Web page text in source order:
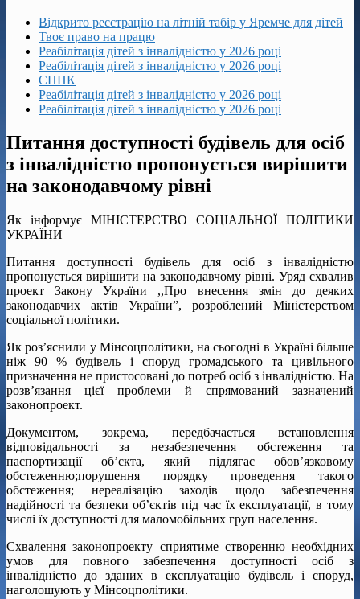
Відкрито реєстрацію на літній табір у Яремче для дітей
Твоє право на працю
Реабілітація дітей з інвалідністю у 2026 році
Реабілітація дітей з інвалідністю у 2026 році
СНПК
Реабілітація дітей з інвалідністю у 2026 році
Реабілітація дітей з інвалідністю у 2026 році
Питання доступності будівель для осіб
з інвалідністю пропонується вирішити
на законодавчому рівні
Як інформує МІНІСТЕРСТВО СОЦІАЛЬНОЇ ПОЛІТИКИ
УКРАЇНИ
Питання доступності будівель для осіб з інвалідністю
пропонується вирішити на законодавчому рівні. Уряд схвалив
проект Закону України ,,Про внесення змін до деяких
законодавчих актів України”, розроблений Міністерством
соціальної політики.
Як роз’яснили у Мінсоцполітики, на сьогодні в Україні більше
ніж 90 % будівель і споруд громадського та цивільного
призначення не пристосовані до потреб осіб з інвалідністю. На
розв’язання цієї проблеми й спрямований зазначений
законопроект.
Документом, зокрема, передбачається встановлення
відповідальності за незабезпечення обстеження та
паспортизації об’єкта, який підлягає обов’язковому
обстеженню;порушення порядку проведення такого
обстеження; нереалізацію заходів щодо забезпечення
надійності та безпеки об’єктів під час їх експлуатації, в тому
числі їх доступності для маломобільних груп населення.
Схвалення законопроекту сприятиме створенню необхідних
умов для повного забезпечення доступності осіб з
інвалідністю до зданих в експлуатацію будівель і споруд,
наголошують у Мінсоцполітики.